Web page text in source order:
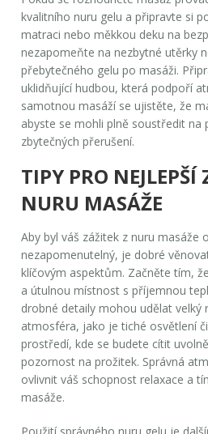
kvalitního nuru gelu a připravte si
matraci nebo měkkou deku na
nezapomeňte na nezbytné utěrky
přebytečného gelu po masáži.
uklidňující hudbou, která podpoří
samotnou masáží se ujistěte, že
abyste se mohli plně soustředit na
zbytečných přerušení.
TIPY PRO NEJLEPŠÍ
NURU MASÁŽE
Aby byl váš zážitek znuru masáže
nezapomenutelný, je dobré
klíčovým aspektům. Začněte tím,
a útulnou místnost s příjemnou
drobné detaily mohou udělat velký
atmosféra, jako je tiché osvětlení
prostředí, kde se budete cítit
pozornost na prožitek. Správná
ovlivnit váš schopnost relaxace a
masáže.
Použití správného nuru gelu je